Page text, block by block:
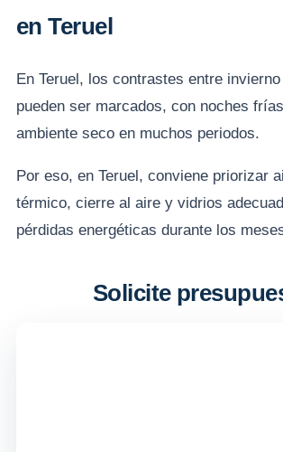
en Teruel
En Teruel, los contrastes entre
pueden ser marcados, con noches
ambiente seco en muchos periodos.
Por eso, en Teruel, conviene priorizar
térmico, cierre al aire y vidrios
pérdidas energéticas durante los
Solicite